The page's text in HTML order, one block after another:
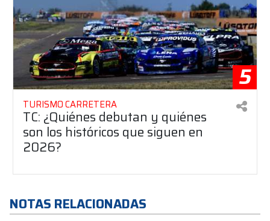
5
TURISMO CARRETERA
TC: ¿Quiénes debutan y quiénes
son los históricos que siguen en
2026?
NOTAS RELACIONADAS